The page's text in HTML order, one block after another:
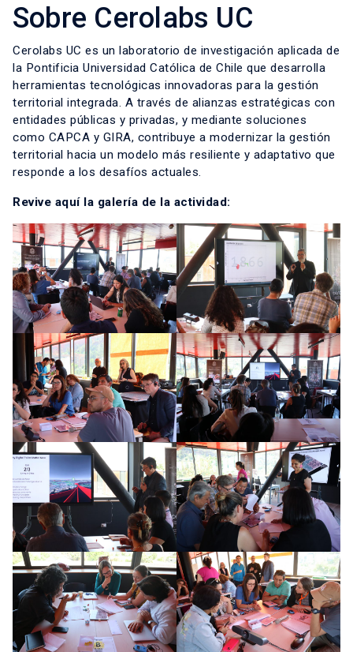
Sobre Cerolabs UC
Cerolabs UC es un laboratorio de investigación aplicada de
la Pontificia Universidad Católica de Chile que desarrolla
herramientas tecnológicas innovadoras para la gestión
territorial integrada. A través de alianzas estratégicas con
entidades públicas y privadas, y mediante soluciones
como CAPCA y GIRA, contribuye a modernizar la gestión
territorial hacia un modelo más resiliente y adaptativo que
responde a los desafíos actuales.
Revive aquí la galería de la actividad: